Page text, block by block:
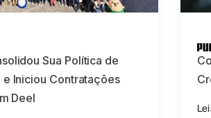
Sua Política de
e Iniciou Contratações
Deel